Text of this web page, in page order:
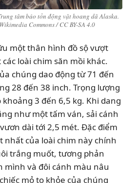
tâm bảo tồn động vật hoang dã Alaska.
Commons / CC BY-SA 4.0
một thân hình đồ sộ vượt
loài chim săn mồi khác.
chúng dao động từ 71 đến
28 đến 38 inch. Trọng lượng
3 đến 6,5 kg. Khi dang
như một tấm ván, sải cánh
dài tới 2,5 mét. Đặc điểm
nhất của loài chim này chính
trắng muốt, tương phản
mình và đôi cánh màu nâu
mỏ to khỏe của chúng